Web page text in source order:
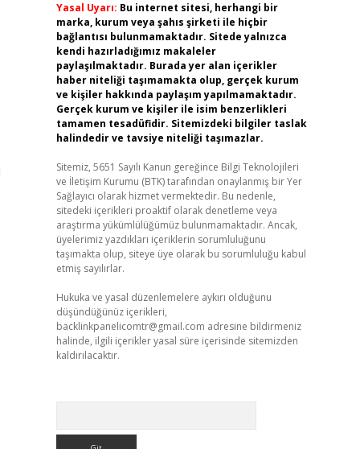
Yasal Uyarı: Bu internet sitesi, herhangi bir
marka, kurum veya şahıs şirketi ile hiçbir
bağlantısı bulunmamaktadır. Sitede yalnızca
kendi hazırladığımız makaleler
paylaşılmaktadır. Burada yer alan içerikler
haber niteliği taşımamakta olup, gerçek kurum
ve kişiler hakkında paylaşım yapılmamaktadır.
Gerçek kurum ve kişiler ile isim benzerlikleri
tamamen tesadüfidir. Sitemizdeki bilgiler taslak
halindedir ve tavsiye niteliği taşımazlar.
Sitemiz, 5651 Sayılı Kanun gereğince Bilgi Teknolojileri
ve İletişim Kurumu (BTK) tarafından onaylanmış bir Yer
Sağlayıcı olarak hizmet vermektedir. Bu nedenle,
sitedeki içerikleri proaktif olarak denetleme veya
araştırma yükümlülüğümüz bulunmamaktadır. Ancak,
üyelerimiz yazdıkları içeriklerin sorumluluğunu
taşımakta olup, siteye üye olarak bu sorumluluğu kabul
etmiş sayılırlar.
Hukuka ve yasal düzenlemelere aykırı olduğunu
düşündüğünüz içerikleri,
backlinkpanelicomtr@gmail.com adresine bildirmeniz
halinde, ilgili içerikler yasal süre içerisinde sitemizden
kaldırılacaktır.